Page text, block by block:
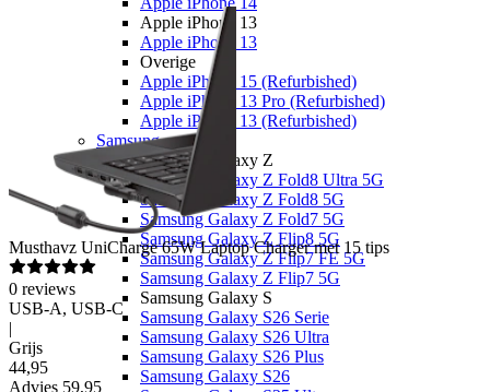
Apple iPhone 13
Apple iPhone 13
Overige
Apple iPhone 15 (Refurbished)
Apple iPhone 13 Pro (Refurbished)
Apple iPhone 13 (Refurbished)
Samsung
Samsung Galaxy Z
Samsung Galaxy Z Fold8 Ultra 5G
Samsung Galaxy Z Fold8 5G
Samsung Galaxy Z Fold7 5G
Samsung Galaxy Z Flip8 5G
Samsung Galaxy Z Flip7 FE 5G
Samsung Galaxy Z Flip7 5G
Samsung Galaxy S
Samsung Galaxy S26 Serie
Samsung Galaxy S26 Ultra
Samsung Galaxy S26 Plus
Samsung Galaxy S26
Musthavz UniCharge 65W Laptop Charger met 15 tips
0 reviews
USB-A, USB-C
|
Grijs
44,95
Advies 59,95